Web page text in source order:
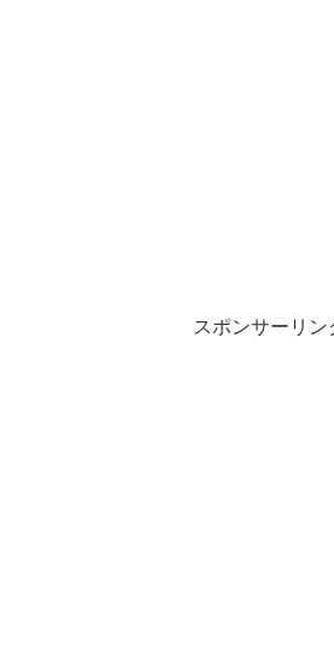
スポンサーリン